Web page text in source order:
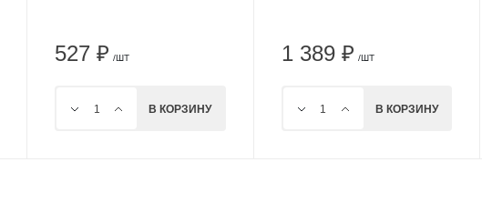
527 ₽ /ШТ
В КОРЗИНУ
1 389 ₽ /ШТ
В КОРЗИНУ